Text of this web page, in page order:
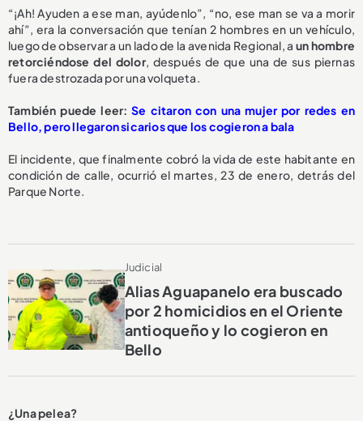
“¡Ah! Ayuden a ese man, ayúdenlo”, “no, ese man se va a morir
ahí”, era la conversación que tenían 2 hombres en un vehículo,
luego de observar a un lado de la avenida Regional, a un hombre
retorciéndose del dolor, después de que una de sus piernas
fuera destrozada por una volqueta.
También puede leer:Se citaron con una mujer por redes en
Bello, pero llegaron sicarios que los cogieron a bala
El incidente, que finalmente cobró la vida de este habitante en
condición de calle, ocurrió el martes, 23 de enero, detrás del
Parque Norte.
Judicial
Alias Aguapanelo era buscado
por 2 homicidios en el Oriente
antioqueño y lo cogieron en
Bello
¿Una pelea?